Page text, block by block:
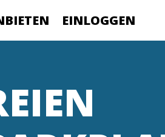
EINLOGGEN